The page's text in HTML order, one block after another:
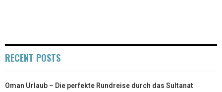
RECENT POSTS
Oman Urlaub – Die perfekte Rundreise durch das Sultanat